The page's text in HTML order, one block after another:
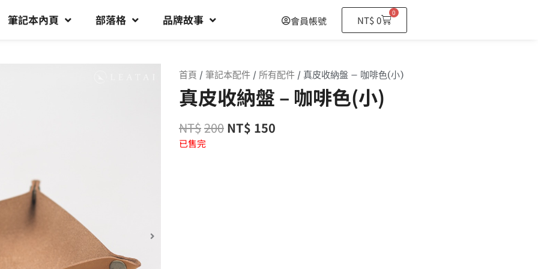
筆記本內頁 部落格 品牌故事 會員帳號 NT$0
0
購
物
首頁 / 筆記本配件 / 所有配件 / 真皮收納盤 – 咖啡色(小)
真皮收納盤 – 咖啡色(小)
NT$200 NT$ 150
已售完